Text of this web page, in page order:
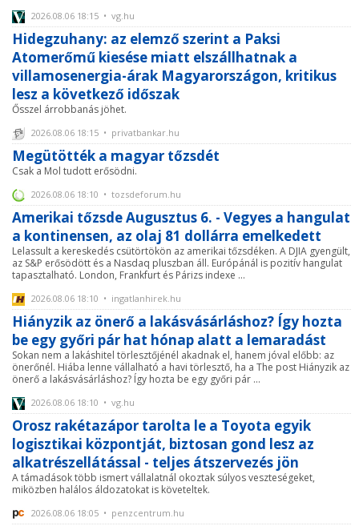
2026.08.06 18:15 • vg.hu
Hidegzuhany: az elemző szerint a Paksi
Atomerőmű kiesése miatt elszállhatnak a
villamosenergia-árak Magyarországon, kritikus
lesz a következő időszak
Ősszel árrobbanás jöhet.
2026.08.06 18:15 • privatbankar.hu
Megütötték a magyar tőzsdét
Csak a Mol tudott erősödni.
2026.08.06 18:10 • tozsdeforum.hu
Amerikai tőzsde Augusztus 6. - Vegyes a hangulat
a kontinensen, az olaj 81 dollárra emelkedett
Lelassult a kereskedés csütörtökön az amerikai tőzsdéken. A DJIA gyengült,
az S&P erősödött és a Nasdaq pluszban áll. Európánál is pozitív hangulat
tapasztalható. London, Frankfurt és Párizs indexe ...
2026.08.06 18:10 • ingatlanhirek.hu
Hiányzik az önerő a lakásvásárláshoz? Így hozta
be egy győri pár hat hónap alatt a lemaradást
Sokan nem a lakáshitel törlesztőjénél akadnak el, hanem jóval előbb: az
önerőnél. Hiába lenne vállalható a havi törlesztő, ha a The post Hiányzik az
önerő a lakásvásárláshoz? Így hozta be egy győri pár ...
2026.08.06 18:10 • vg.hu
Orosz rakétazápor tarolta le a Toyota egyik
logisztikai központját, biztosan gond lesz az
alkatrészellátással - teljes átszervezés jön
A támadások több ismert vállalatnál okoztak súlyos veszteségeket,
miközben halálos áldozatokat is követeltek.
2026.08.06 18:05 • penzcentrum.hu